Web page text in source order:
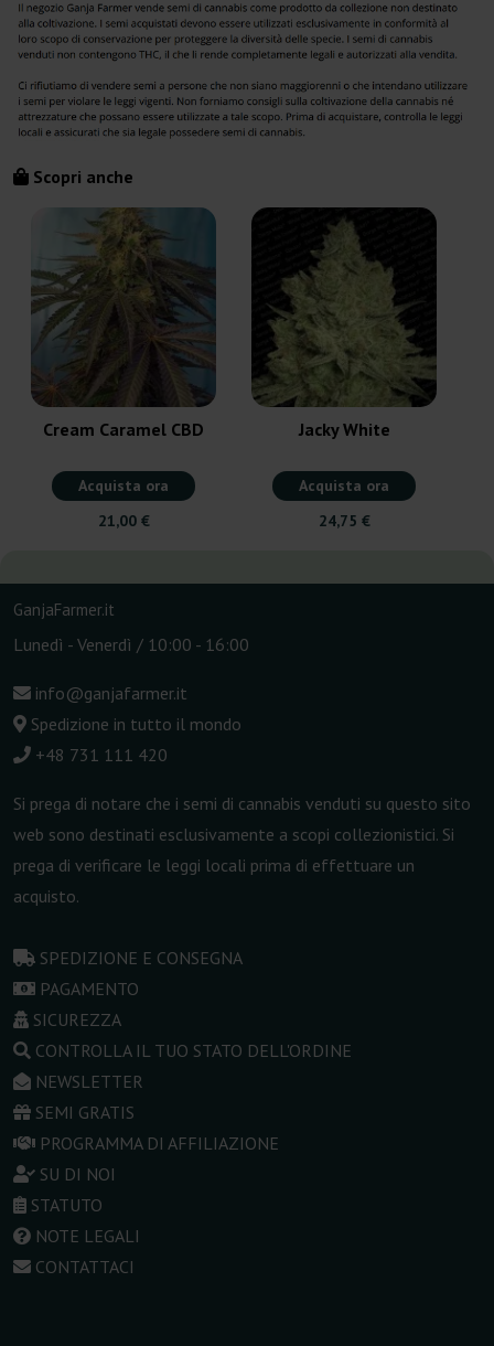
Scopri anche
Cream Caramel CBD
Acquista ora
21,00 €
Jacky White
Acquista ora
24,75 €
GanjaFarmer.it
Lunedì - Venerdì / 10:00 - 16:00
info@ganjafarmer.it
Spedizione in tutto il mondo
+48 731 111 420
Si prega di notare che i semi di cannabis venduti su questo sito
web sono destinati esclusivamente a scopi collezionistici. Si
prega di verificare le leggi locali prima di effettuare un
acquisto.
SPEDIZIONE E CONSEGNA
PAGAMENTO
SICUREZZA
CONTROLLA IL TUO STATO DELL'ORDINE
NEWSLETTER
SEMI GRATIS
PROGRAMMA DI AFFILIAZIONE
SU DI NOI
STATUTO
NOTE LEGALI
CONTATTACI